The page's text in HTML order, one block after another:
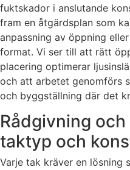
fuktskador i anslutande
fram en åtgärdsplan som
anpassning av öppning
format. Vi ser till att rätt
placering optimerar
och att arbetet genomförs
och byggställning där det
Rådgivning
taktyp och
Varje tak kräver en lösning